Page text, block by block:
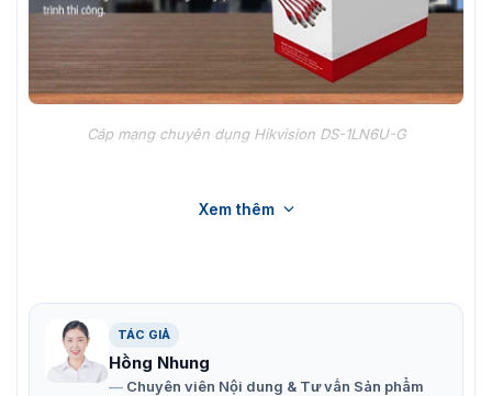
Cáp mạng chuyên dụng Hikvision DS-1LN6U-G
các công trình lắp đặt, kết nối với hệ thống truyền tải
thông tin.
Tuân thủ RoHS 2.0.
Xem thêm
TÁC GIẢ
Hồng Nhung
Chuyên viên Nội dung & Tư vấn Sản phẩm